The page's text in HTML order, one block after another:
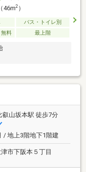
46m2）
バス・トイレ別
無料 最上階
叡山坂本駅 徒歩7分
/ 地上3階地下1階建
市下阪本５丁目